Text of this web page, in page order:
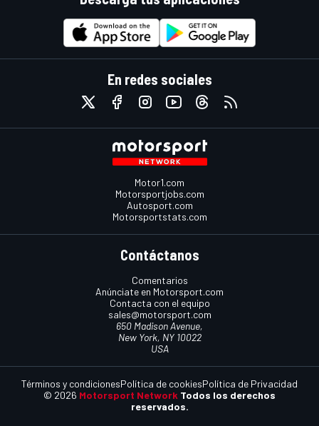
En redes sociales
Motor1.com
Motorsportjobs.com
Autosport.com
Motorsportstats.com
Contáctanos
Comentarios
Anúnciate en Motorsport.com
Contacta con el equipo
sales@motorsport.com
650 Madison Avenue,
New York, NY 10022
USA
© 2026 Motorsport Network Todos los derechos
reservados.
Términos y condicionesPolítica de cookiesPolítica de Privacidad